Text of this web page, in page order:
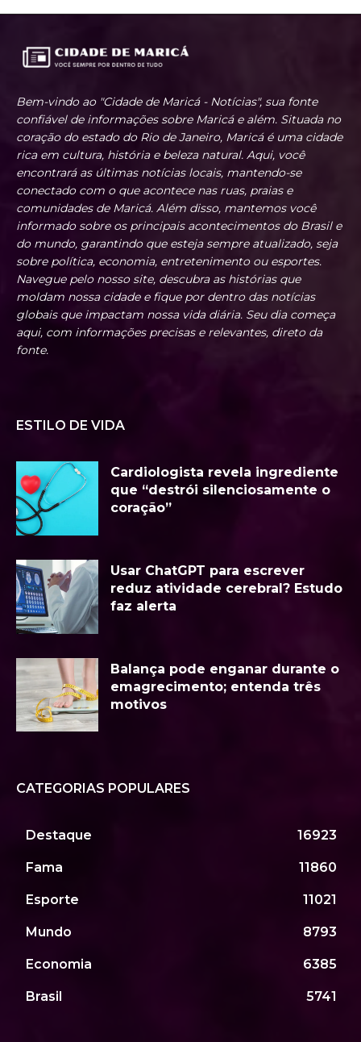
Bem-vindo ao "Cidade de Maricá - Notícias", sua fonte
confiável de informações sobre Maricá e além. Situada no
coração do estado do Rio de Janeiro, Maricá é uma cidade
rica em cultura, história e beleza natural. Aqui, você
encontrará as últimas notícias locais, mantendo-se
conectado com o que acontece nas ruas, praias e
comunidades de Maricá. Além disso, mantemos você
informado sobre os principais acontecimentos do Brasil e
do mundo, garantindo que esteja sempre atualizado, seja
sobre política, economia, entretenimento ou esportes.
Navegue pelo nosso site, descubra as histórias que
moldam nossa cidade e fique por dentro das notícias
globais que impactam nossa vida diária. Seu dia começa
aqui, com informações precisas e relevantes, direto da
fonte.
ESTILO DE VIDA
Cardiologista revela ingrediente
que “destrói silenciosamente o
coração”
Usar ChatGPT para escrever
reduz atividade cerebral? Estudo
faz alerta
Balança pode enganar durante o
emagrecimento; entenda três
motivos
CATEGORIAS POPULARES
Destaque 16923
Fama 11860
Esporte 11021
Mundo 8793
Economia 6385
Brasil 5741